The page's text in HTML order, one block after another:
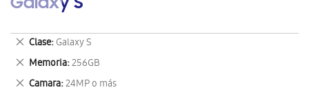
Galaxy S
Clase Galaxy S
Eliminar
este
artículo
Memoria 256GB
Eliminar
este
Camara 24MP o más
Eliminar